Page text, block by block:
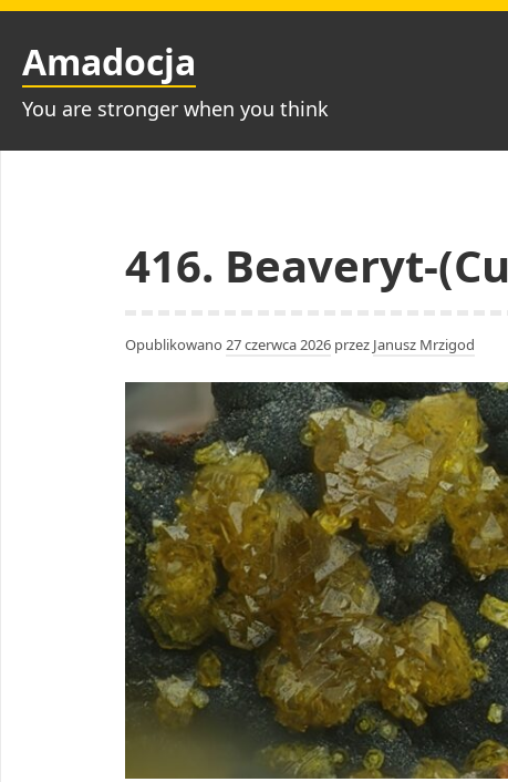
Przejdź
treści
Amadocja
You are stronger when you think
416. Beaveryt-
Opublikowano 27 czerwca 2026 przez Janusz Mrzigod